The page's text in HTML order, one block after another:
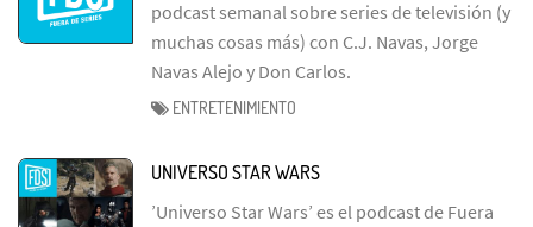
podcast semanal sobre series de televisión (y
muchas cosas más) con C.J. Navas, Jorge
Navas Alejo y Don Carlos.
ENTRETENIMIENTO
UNIVERSO STAR WARS
’Universo Star Wars’ es el podcast de Fuera